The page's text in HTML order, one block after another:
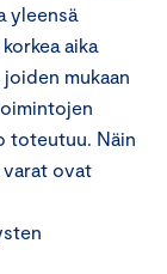
yleensä
aika
mukaan
toteutuu. Näin
varat ovat